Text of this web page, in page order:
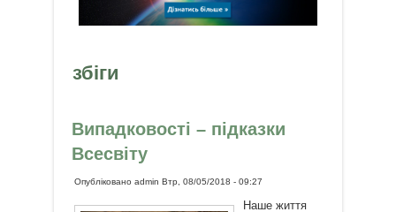
збіги
Випадковості – підказки
Всесвіту
Опублікованоadmin Втр, 08/05/2018 - 09:27
Наше життя